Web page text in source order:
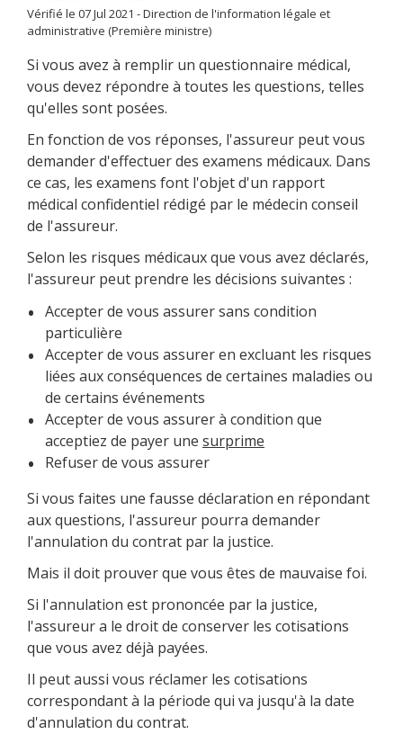
Vérifié le 07 Jul 2021 - Direction de l'information légale et
administrative (Première ministre)
Si vous avez à remplir un questionnaire médical,
vous devez répondre à toutes les questions, telles
qu'elles sont posées.
En fonction de vos réponses, l'assureur peut vous
demander d'effectuer des examens médicaux. Dans
ce cas, les examens font l'objet d'un rapport
médical confidentiel rédigé par le médecin conseil
de l'assureur.
Selon les risques médicaux que vous avez déclarés,
l'assureur peut prendre les décisions suivantes :
Accepter de vous assurer sans condition
particulière
Accepter de vous assurer en excluant les risques
liées aux conséquences de certaines maladies ou
de certains événements
Accepter de vous assurer à condition que
acceptiez de payer une surprime
Refuser de vous assurer
Si vous faites une fausse déclaration en répondant
aux questions, l'assureur pourra demander
l'annulation du contrat par la justice.
Mais il doit prouver que vous êtes de mauvaise foi.
Si l'annulation est prononcée par la justice,
l'assureur a le droit de conserver les cotisations
que vous avez déjà payées.
Il peut aussi vous réclamer les cotisations
correspondant à la période qui va jusqu'à la date
d'annulation du contrat.